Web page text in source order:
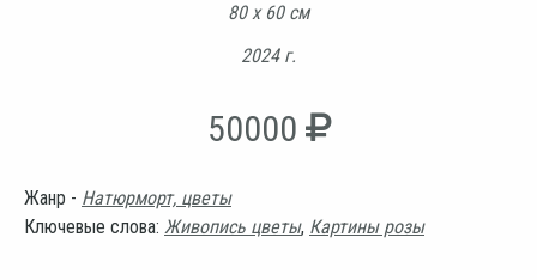
80 х 60 см
2024 г.
50000
Жанр - Натюрморт, цветы
Ключевые слова: Живопись цветы, Картины розы